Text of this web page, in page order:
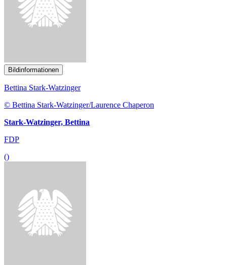
Bildinformationen
Bettina Stark-Watzinger
© Bettina Stark-Watzinger/Laurence Chaperon
Stark-Watzinger, Bettina
FDP
()